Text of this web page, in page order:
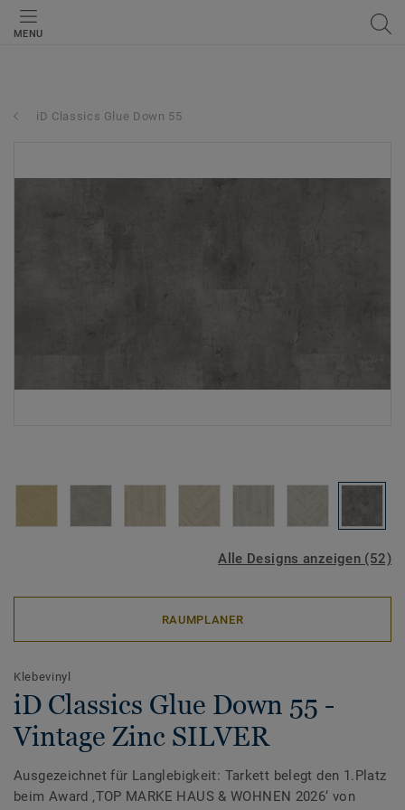
MENU
iD Classics Glue Down 55
Alle Designs anzeigen (52)
RAUMPLANER
Klebevinyl
iD Classics Glue Down 55 -
Vintage Zinc SILVER
Ausgezeichnet für Langlebigkeit: Tarkett belegt den 1.Platz
beim Award ‚TOP MARKE HAUS & WOHNEN 2026‘ von